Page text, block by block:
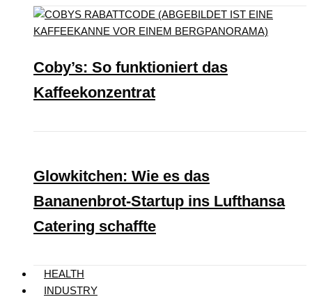
Coby’s: So funktioniert das
Kaffeekonzentrat
Glowkitchen: Wie es das
Bananenbrot-Startup ins Lufthansa
Catering schaffte
HEALTH
INDUSTRY